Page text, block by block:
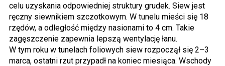
celu uzyskania odpowiedniej struktury grudek. Siew jest
ręczny siewnikiem szczotkowym. W tunelu mieści się 18
rzędów, a odległość między nasionami to 4 cm. Takie
zagęszczenie zapewnia lepszą wentylację łanu.
W tym roku w tunelach foliowych siew rozpoczął się 2–3
marca, ostatni rzut przypadł na koniec miesiąca. Wschody